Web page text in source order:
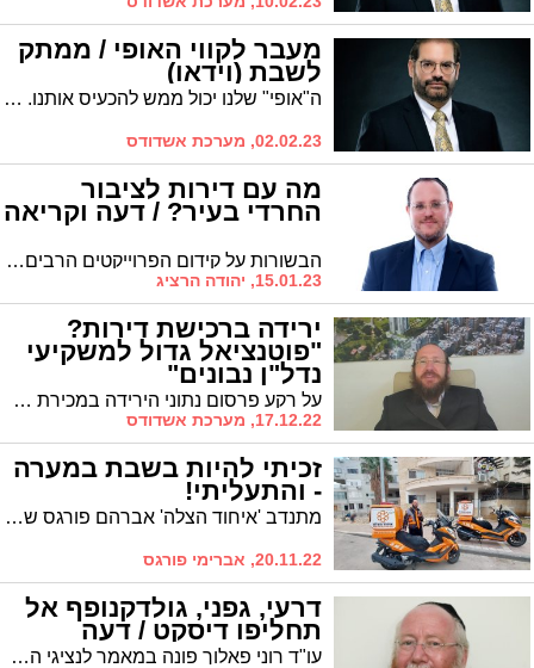
מעבר לקווי האופי / ממתק
לשבת (וידאו)
ה"אופי" שלנו יכול ממש להכעיס אותנו. האופי של בני הזוג שלנו יכול להוציא אותנו מהכלים. אנחנו כבולים באופי הזה. השאלה האם יש דרך לצאת ממנו או שנגזר עלינו לחיות איתו ולצעוד כל החיים תחת המגבלות שהוא מציב מולנו? * הגיג לפרשת השבוע
02.02.23, מערכת אשדודס
מה עם דירות לציבור
החרדי בעיר? / דעה וקריאה
הבשורות על קידום הפרוייקטים הרבים לבניה בכלל, ועם תוספות של דיור להשכרה בפרט, אכן משמחות. אך מדוע לא התבשרנו על פרוייקט אחד שמופנה לציבור החרדי? * טורו של יזם הנדל"ן, יהודה הרציג
15.01.23, יהודה הרציג
ירידה ברכישת דירות?
"פוטנציאל גדול למשקיעי
נדל"ן נבונים"
על רקע פרסום נתוני הירידה במכירת דירות חדשות טוען איש הנדל"ן אריה גולדברג כי מדובר בתקופה בעלת פוטנציאל גדול למשקיעים לרכישת דירות בשלבים של תחילת הבנייה
17.12.22, מערכת אשדודס
זכיתי להיות בשבת במערה
- והתעליתי!
מתנדב 'איחוד הצלה' אברהם פורגס שהה בשבת האחרונה בקרית ארבע בחברון וחזר עם רגשי התעלות * את קורות השבת הוא העלה על הכתב והתוצאה לפניכם
20.11.22, אברימי פורגס
דרעי, גפני, גולדקנופף אל
תחליפו דיסקט / דעה
עו"ד רוני פאלוך פונה במאמר לנציגי הציבור החרדי, ומבקשם לנקוט בקדנציה הקרובה בגישה חדשה, גאה, ברורה וישירה